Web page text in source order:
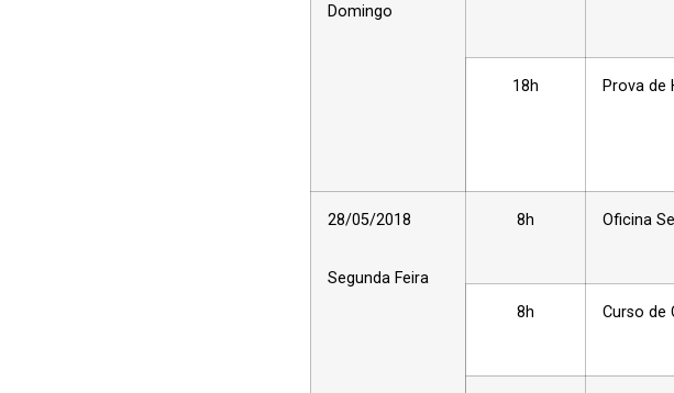
Domingo
18h Prova de
28/05/2018
Segunda Feira
8h Oficina
8h Curso de